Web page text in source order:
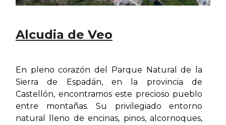
Alcudia de Veo
En pleno corazón del Parque Natural de la
Sierra de Espadán, en la provincia de
Castellón, encontramos este precioso pueblo
entre montañas. Su privilegiado entorno
natural lleno de encinas, pinos, alcornoques,